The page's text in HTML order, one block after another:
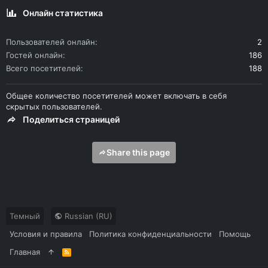
Онлайн статистика
Пользователей онлайн
2
Гостей онлайн
186
Всего посетителей
188
Общее количество посетителей может включать в себя
скрытых пользователей.
Поделиться страницей
Share this page
Темный
Russian (RU)
Условия и правила
Политика конфиденциальности
Помощь
Главная
R